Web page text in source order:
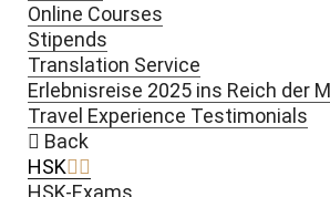
Online Courses
Stipends
Translation Service
Erlebnisreise 2025 ins Reich der
Travel Experience Testimonials
Back
HSK
HSK-Exams